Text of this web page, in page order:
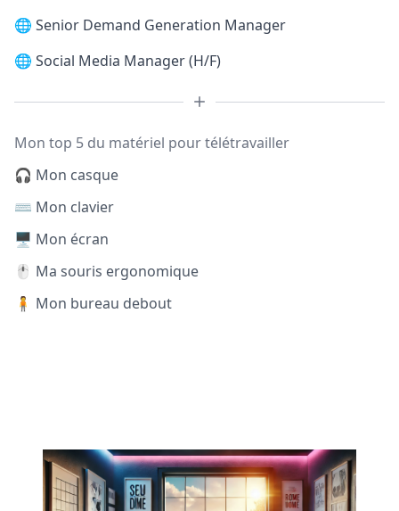
🌐 Senior Demand Generation Manager
🌐 Social Media Manager (H/F)
Mon top 5 du matériel pour télétravailler
🎧 Mon casque
⌨️ Mon clavier
🖥️ Mon écran
🖱️ Ma souris ergonomique
🧍 Mon bureau debout